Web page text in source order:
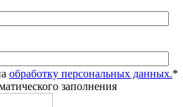
обработку персональных данных.*
заполнения